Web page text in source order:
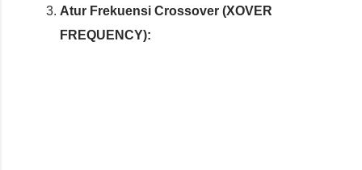
Atur Frekuensi Crossover (XOVER
FREQUENCY):